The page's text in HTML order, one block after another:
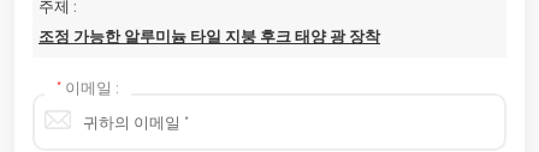
주제 :
조정 가능한 알루미늄 타일 지붕 후크 태양 광 장착
* 이메일 :